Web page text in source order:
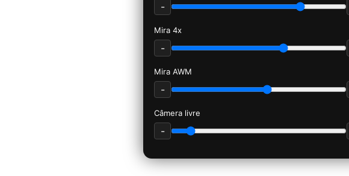
-
Mira 4x
-
Mira AWM
-
Câmera livre
-